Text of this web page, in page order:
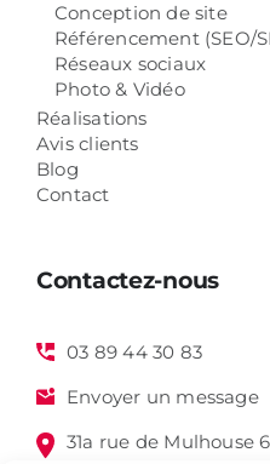
Conception de site
Référencement (SEO/
Réseaux sociaux
Photo & Vidéo
Réalisations
Avis clients
Blog
Contact
Contactez-nous
03 89 44 30 83
Envoyer un message
31a rue de Mulhouse